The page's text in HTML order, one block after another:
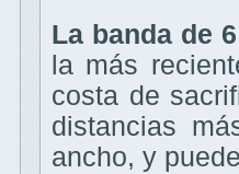
La banda de
la más
costa de
distancias
ancho, y